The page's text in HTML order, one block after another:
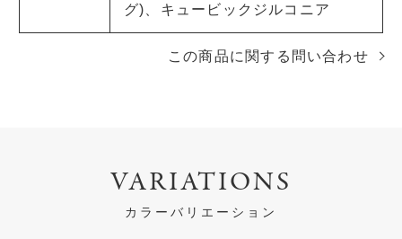
グ)、キュービックジルコニア
この商品に関する問い合わせ
VARIATIONS
カラーバリエーション